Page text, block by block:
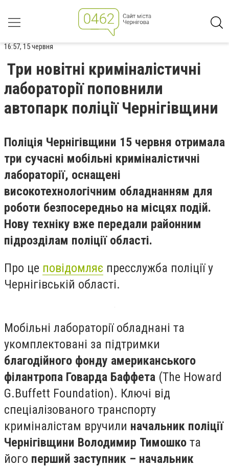
16:57, 15 червня
Три новітні криміналістичні
лабораторії поповнили
автопарк поліції Чернігівщини
Поліція Чернігівщини 15 червня отримала
три сучасні мобільні криміналістичні
лабораторії, оснащені
високотехнологічним обладнанням для
роботи безпосередньо на місцях подій.
Нову техніку вже передали районним
підрозділам поліції області.
Про це повідомляє пресслужба поліції у
Чернігівській області.
Мобільні лабораторії обладнані та
укомплектовані за підтримки
благодійного фонду американського
філантропа Говарда Баффета (The Howard
G.Buffett Foundation). Ключі від
спеціалізованого транспорту
криміналістам вручили начальник поліції
Чернігівщини Володимир Тимошко та
його перший заступник – начальник